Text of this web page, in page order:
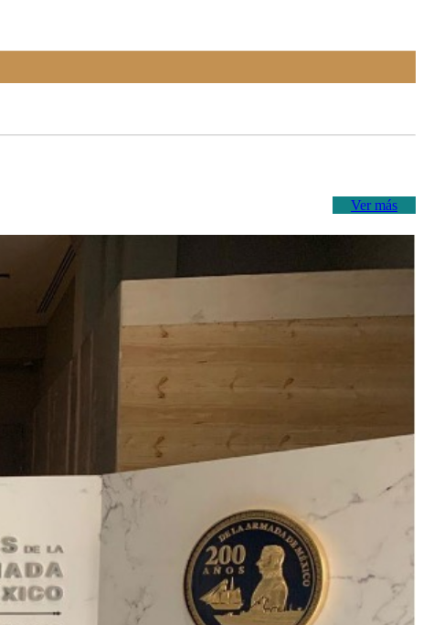
Ver más